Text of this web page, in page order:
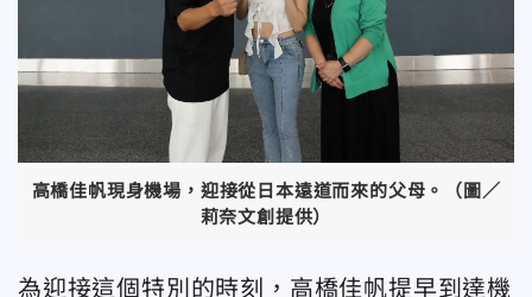
高橋佳帆現身機場，迎接從日本遠道而來的父母。（圖／
莉奈文創提供）
為迎接這個特別的時刻，高橋佳帆提早到達機